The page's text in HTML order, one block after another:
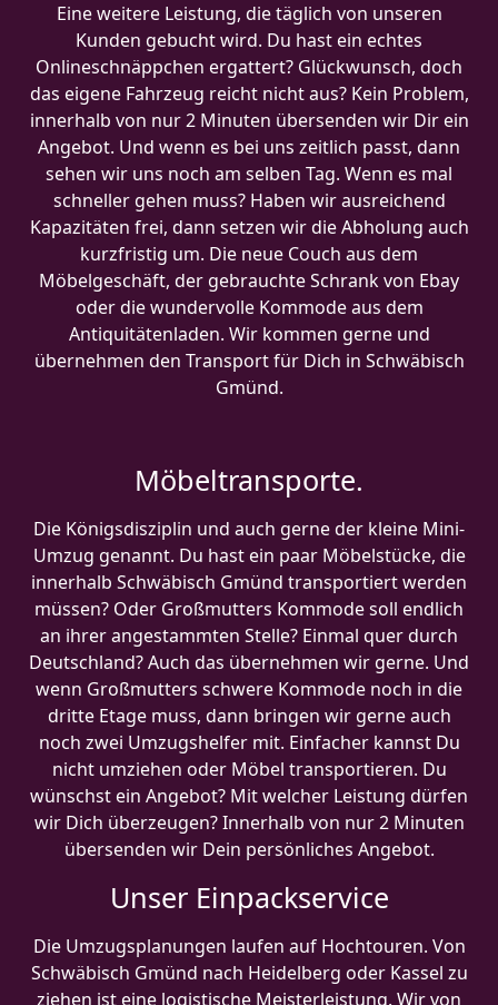
Eine weitere Leistung, die täglich von unseren
Kunden gebucht wird. Du hast ein echtes
Onlineschnäppchen ergattert? Glückwunsch, doch
das eigene Fahrzeug reicht nicht aus? Kein Problem,
innerhalb von nur 2 Minuten übersenden wir Dir ein
Angebot. Und wenn es bei uns zeitlich passt, dann
sehen wir uns noch am selben Tag. Wenn es mal
schneller gehen muss? Haben wir ausreichend
Kapazitäten frei, dann setzen wir die Abholung auch
kurzfristig um. Die neue Couch aus dem
Möbelgeschäft, der gebrauchte Schrank von Ebay
oder die wundervolle Kommode aus dem
Antiquitätenladen. Wir kommen gerne und
übernehmen den Transport für Dich in Schwäbisch
Gmünd.
Möbeltransporte.
Die Königsdisziplin und auch gerne der kleine Mini-
Umzug genannt. Du hast ein paar Möbelstücke, die
innerhalb Schwäbisch Gmünd transportiert werden
müssen? Oder Großmutters Kommode soll endlich
an ihrer angestammten Stelle? Einmal quer durch
Deutschland? Auch das übernehmen wir gerne. Und
wenn Großmutters schwere Kommode noch in die
dritte Etage muss, dann bringen wir gerne auch
noch zwei Umzugshelfer mit. Einfacher kannst Du
nicht umziehen oder Möbel transportieren. Du
wünschst ein Angebot? Mit welcher Leistung dürfen
wir Dich überzeugen? Innerhalb von nur 2 Minuten
übersenden wir Dein persönliches Angebot.
Unser Einpackservice
Die Umzugsplanungen laufen auf Hochtouren. Von
Schwäbisch Gmünd nach Heidelberg oder Kassel zu
ziehen ist eine logistische Meisterleistung. Wir von